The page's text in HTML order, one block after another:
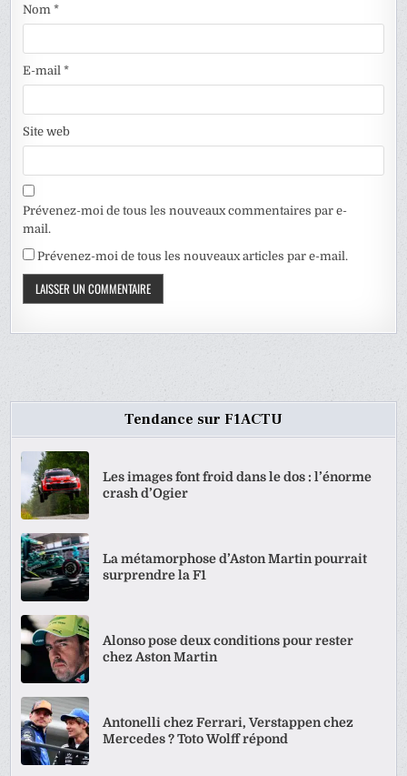
Nom*
E-mail*
Site web
Prévenez-moi de tous les nouveaux commentaires par e-
mail.
Prévenez-moi de tous les nouveaux articles par e-mail.
Tendance sur F1ACTU
Les images font froid dans le dos : l’énorme
crash d’Ogier
La métamorphose d’Aston Martin pourrait
surprendre la F1
Alonso pose deux conditions pour rester
chez Aston Martin
Antonelli chez Ferrari, Verstappen chez
Mercedes ? Toto Wolff répond